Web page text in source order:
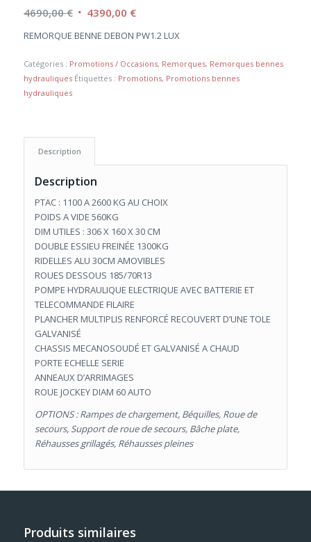
4690,00€ Le
était :
4690,00 €.
4390,00 €Le
est :
4390,00 €.
REMORQUE BENNE DEBON PW1.2 LUX
Catégories : Promotions / Occasions, Remorques, Remorques bennes
hydrauliques Étiquettes : Promotions, Promotions bennes
hydrauliques
Description
Description
PTAC : 1100 A 2600 KG AU CHOIX
POIDS A VIDE 560KG
DIM UTILES : 306 X 160 X 30 CM
DOUBLE ESSIEU FREINÉE 1300KG
RIDELLES ALU 30CM AMOVIBLES
ROUES DESSOUS 185/70R13
POMPE HYDRAULIQUE ELECTRIQUE AVEC BATTERIE ET
TELECOMMANDE FILAIRE
PLANCHER MULTIPLIS RENFORCÉ RECOUVERT D’UNE TOLE
GALVANISÉ
CHASSIS MECANOSOUDÉ ET GALVANISÉ A CHAUD
PORTE ECHELLE SERIE
ANNEAUX D’ARRIMAGES
ROUE JOCKEY DIAM 60 AUTO
OPTIONS : Rampes de chargement, Béquilles, Roue de
secours, Support de roue de secours, Bâche plate,
Réhausses grillagés, Réhausses pleines
Produits similaires